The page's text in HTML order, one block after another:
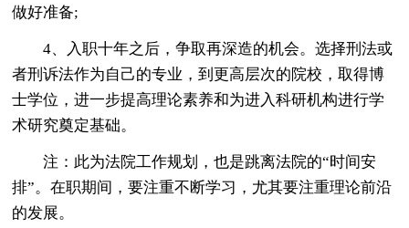
做好准备;
4、入职十年之后，争取再深造的机会。选择刑法或
者刑诉法作为自己的专业，到更高层次的院校，取得博
士学位，进一步提高理论素养和为进入科研机构进行学
术研究奠定基础。
注：此为法院工作规划，也是跳离法院的“时间安
排”。在职期间，要注重不断学习，尤其要注重理论前沿
的发展。